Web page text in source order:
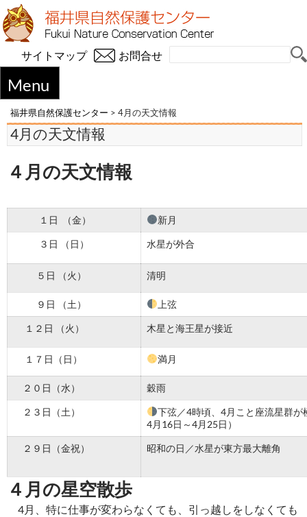
お問合せ
サイトマップ
Menu
福井県自然保護センター > 4月の天文情報
4月の天文情報
４月の天文情報
１日 （金） 新月
３日 （日） 水星が外合
５日 （火） 清明
９日 （土） 上弦
１２日 （火） 木星と海王星が接近
１７日（日） 満月
２０日（水） 穀雨
２３日（土）
下弦／4時頃、4月こと座流星群が
4月16日～4月25日）
２９日（金祝） 昭和の日／水星が東方最大離角
４月の星空散歩
4月、特に仕事が変わらなくても、引っ越しをしなくても